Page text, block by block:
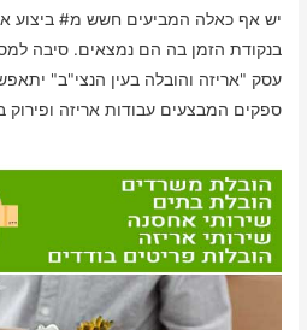
יש אף כאלה המביעים חשש מ# ביצוע
בנקודת הזמן בה הם נמצאים. סיבה
עסק "אריזה והובלה בעין הנצי"ב"
ספקים המבצעים עבודות אריזה ופירוק